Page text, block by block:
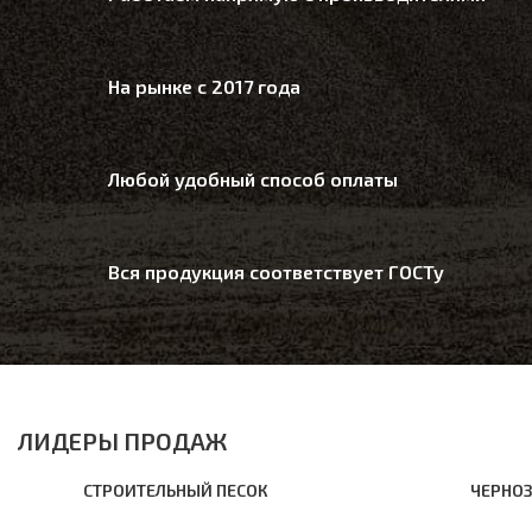
На рынке с 2017 года
Любой удобный способ оплаты
Вся продукция соответствует ГОСТу
ЛИДЕРЫ ПРОДАЖ
СТРОИТЕЛЬНЫЙ ПЕСОК